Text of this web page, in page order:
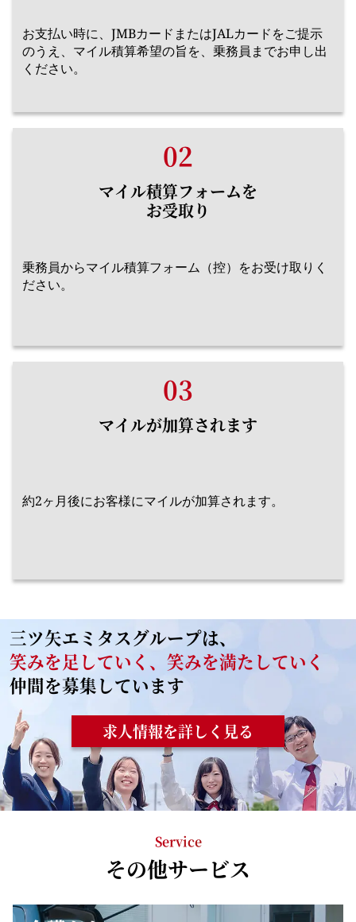
お支払い時に、JMBカードまたはJALカードをご提示
のうえ、マイル積算希望の旨を、乗務員までお申し出
ください。
02
マイル積算フォームを
お受取り
乗務員からマイル積算フォーム（控）をお受け取りく
ださい。
03
マイルが加算されます
約2ヶ月後にお客様にマイルが加算されます。
三ツ矢エミタスグループは、
笑みを足していく、笑みを満たしていく
仲間を募集しています
求人情報を詳しく見る
Service
その他サービス